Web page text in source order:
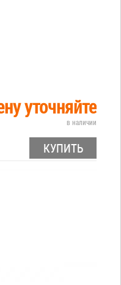
уточняйте
в наличии
КУПИТЬ